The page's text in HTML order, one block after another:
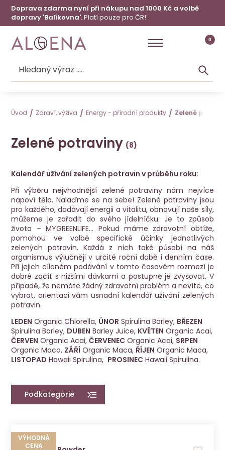
Doprava zdarma nyní při nákupu nad 1000 Kč a volbě
dopravy 'Balíkovna'.Platí pouze pro ČR!
0
Úvod Zdraví, výživa Energy - přírodní produkty Zelené
Zelené potraviny
Kalendář užívání zelených potravin v průběhu roku:
Při výběru nejvhodnější zelené potraviny nám nejvíce
napoví tělo. Nalaďme se na sebe! Zelené potraviny jsou
pro každého, dodávají energii a vitalitu, obnovují naše síly,
můžeme je zařadit do svého jídelníčku. Je to způsob
života – MYGREENLIFE… Pokud máme zdravotní obtíže,
pomohou ve volbě specifické účinky jednotlivých
zelených potravin. Každá z nich také působí na náš
organismus výlučněji v určité roční době i denním čase.
Při jejich cíleném podávání v tomto časovém rozmezí je
dobré začít s nižšími dávkami a postupně je zvyšovat. V
případě, že nemáte žádný zdravotní problém a nevíte, co
vybrat, orientaci vám usnadní kalendář užívání zelených
potravin.
LEDEN Organic Chlorella, ÚNOR Spirulina Barley, BŘEZEN
Spirulina Barley, DUBEN Barley Juice, KVĚTEN Organic Acai,
ČERVEN Organic Acai,ČERVENEC Organic Acai, SRPEN
Organic Maca, ZÁŘÍ Organic Maca, ŘÍJEN Organic Maca,
LISTOPAD Hawaii Spirulina, PROSINEC Hawaii Spirulina.
Podkategorie
VÝHODNÁ
CENA